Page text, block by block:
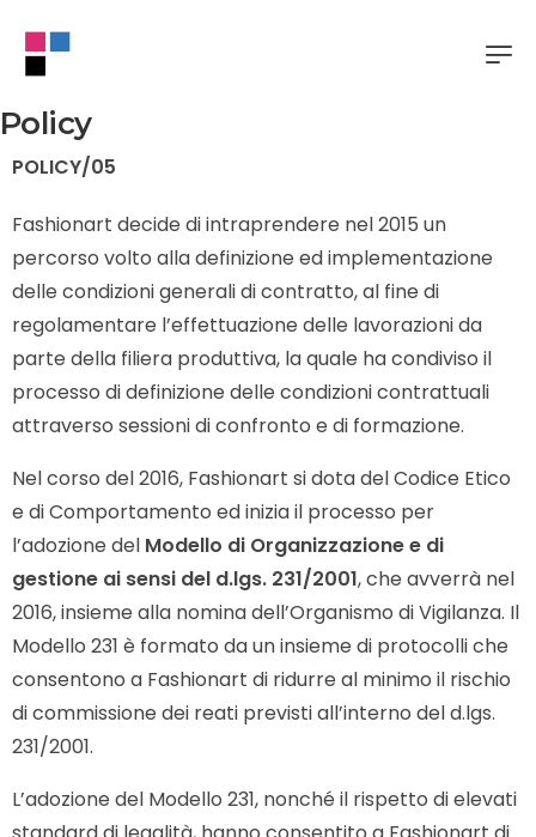
Policy
POLICY/05
Fashionart decide di intraprendere nel 2015 un
percorso volto alla definizione ed implementazione
delle condizioni generali di contratto, al fine di
regolamentare l’effettuazione delle lavorazioni da
parte della filiera produttiva, la quale ha condiviso il
processo di definizione delle condizioni contrattuali
attraverso sessioni di confronto e di formazione.
Nel corso del 2016, Fashionart si dota del Codice Etico
e di Comportamento ed inizia il processo per
l’adozione del Modello di Organizzazione e di
gestione ai sensi del d.lgs. 231/2001, che avverrà nel
2016, insieme alla nomina dell’Organismo di Vigilanza. Il
Modello 231 è formato da un insieme di protocolli che
consentono a Fashionart di ridurre al minimo il rischio
di commissione dei reati previsti all’interno del d.lgs.
231/2001.
L’adozione del Modello 231, nonché il rispetto di elevati